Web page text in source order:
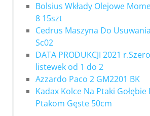
Bolsius Wkłady Olejowe
8 15szt
Cedrus Maszyna Do
Sc02
DATA PRODUKCJI 2021
listewek od 1 do 2
Azzardo Paco 2 GM2201 BK
Kadax Kolce Na Ptaki Gołębie
Ptakom Gęste 50cm